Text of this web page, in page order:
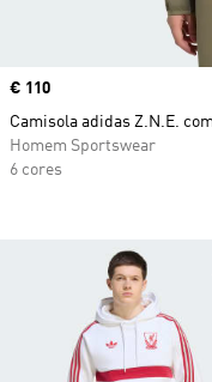
Price
€ 110
Camisola adidas Z.N.E.
Homem Sportswear
6 cores